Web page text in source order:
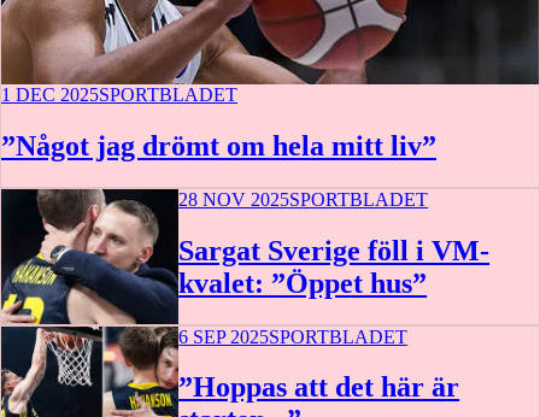
1 DEC 2025SPORTBLADET
”Något jag drömt om hela mitt liv”
28 NOV 2025SPORTBLADET
Sargat Sverige föll i VM-
kvalet: ”Öppet hus”
6 SEP 2025SPORTBLADET
”Hoppas att det här är